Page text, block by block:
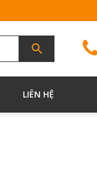
LIÊN HỆ